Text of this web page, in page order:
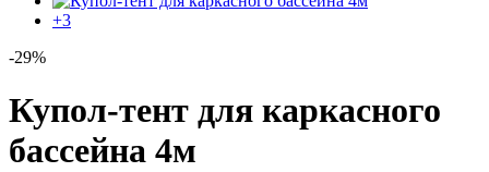
+3
-29%
Купол-тент для каркасного
бассейна 4м